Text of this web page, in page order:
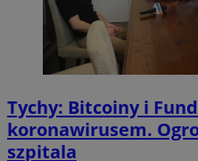
Tychy: Bitcoiny i
koronawirusem.
szpitala